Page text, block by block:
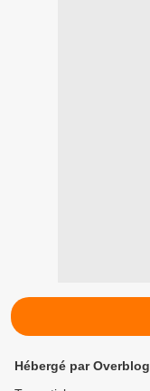
Hébergé par Overblog